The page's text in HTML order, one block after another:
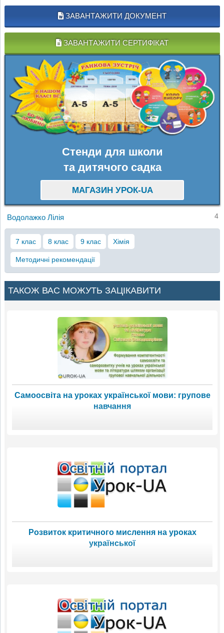
ЗАВАНТАЖИТИ ДОКУМЕНТ
ЗАВАНТАЖИТИ СЕРТИФІКАТ
Стенди для школи
та дитячого садка
МАГАЗИН УРОК-UA
Водолажко Лілія 4
7 клас 8 клас 9 клас Хімія
Методичні рекомендації
ТАКОЖ ВАС МОЖУТЬ ЗАЦІКАВИТИ
Самоосвіта на уроках української мови: групове
навчання
Розвиток критичного мислення на уроках
української